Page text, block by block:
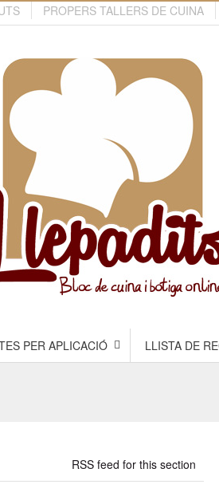
PROPERS TALLERS DE CUINA
PER APLICACIÓ LLISTA DE
RSS feed for this section